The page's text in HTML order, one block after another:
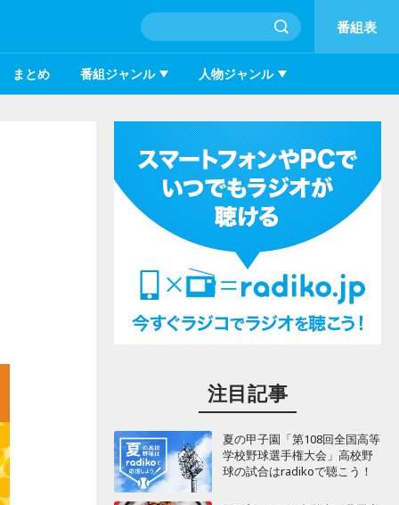
番組表
まとめ 番組ジャンル 人物ジャンル
注目記事
夏の甲子園「第108回全国高等
学校野球選手権大会」高校野
球の試合はradikoで聴こう！